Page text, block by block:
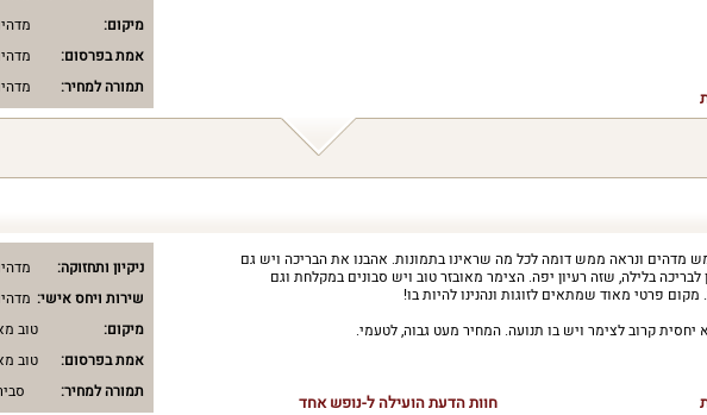
מיקום:
אמת בפרסום:
תמורה למחיר:
ניקיון ותחזוקה:
שירות ויחס אישי:
מיקום:
טוב
אמת בפרסום:
טוב
תמורה למחיר:
מדהים ונראה ממש דומה לכל מה שראינו בתמונות. אהבנו את הבריכה ויש גם
לבריכה בלילה, שזה רעיון יפה. הצימר מאובזר טוב ויש סבונים במקלחת וגם
פרטי מאוד שמתאים לזוגות ונהנינו להיות בו!
קרוב לצימר ויש בו תנועה. המחיר מעט גבוה, לטעמי.
חוות הדעת הועילה ל-נופש אחד